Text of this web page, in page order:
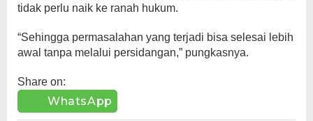
tidak perlu naik ke ranah hukum.
“Sehingga permasalahan yang terjadi bisa selesai lebih
awal tanpa melalui persidangan,” pungkasnya.
Share on:
WhatsApp